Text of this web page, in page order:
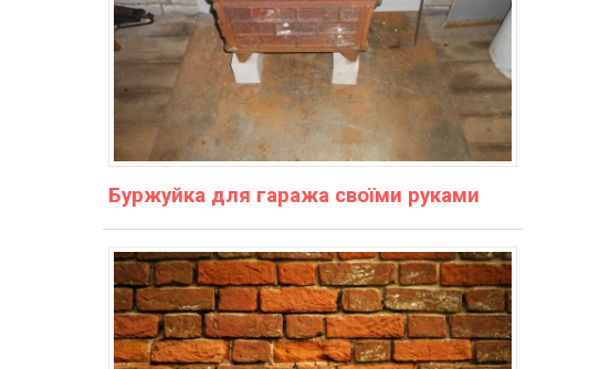
Буржуйка для гаража своїми руками